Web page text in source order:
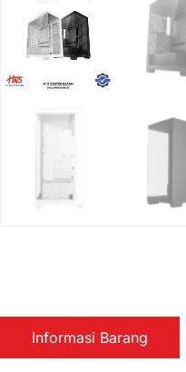
Informasi Barang